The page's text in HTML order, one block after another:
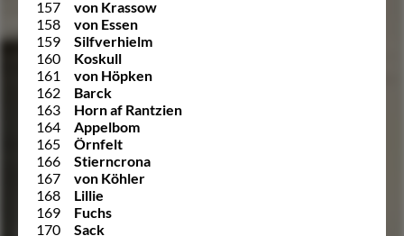
157
von Krassow
158
von Essen
159
Silfverhielm
160
Koskull
161
von Höpken
162
Barck
163
Horn af Rantzien
164
Appelbom
165
Örnfelt
166
Stierncrona
167
von Köhler
168
Lillie
169
Fuchs
170
Sack